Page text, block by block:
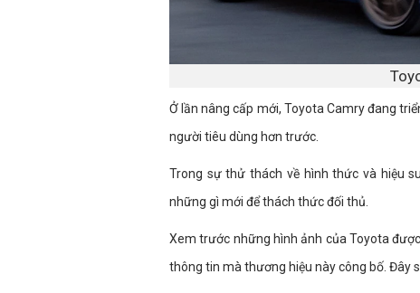
Ở lần nâng cấp mới, Toyota Camry đang
người tiêu dùng hơn trước.
Trong sự thử thách về hình thức và hiệu
những gì mới để thách thức đối thủ.
Xem trước những hình ảnh của Toyota
thông tin mà thương hiệu này công bố. Đây